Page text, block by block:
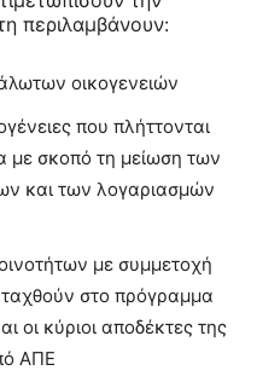
περιλαμβάνουν:
οικογενειών
που πλήττονται
με σκοπό τη μείωση των
και των λογαριασμών
με συμμετοχή
στο πρόγραμμα
οι κύριοι αποδέκτες της
ΑΠΕ